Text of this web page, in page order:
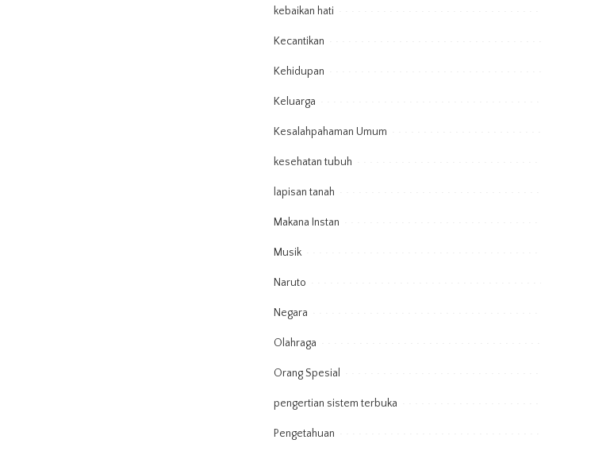
kebaikan hati
Kecantikan
Kehidupan
Keluarga
Kesalahpahaman Umum
kesehatan tubuh
lapisan tanah
Makana Instan
Musik
Naruto
Negara
Olahraga
Orang Spesial
pengertian sistem terbuka
Pengetahuan